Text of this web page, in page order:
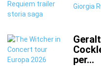
Giorgia
per...